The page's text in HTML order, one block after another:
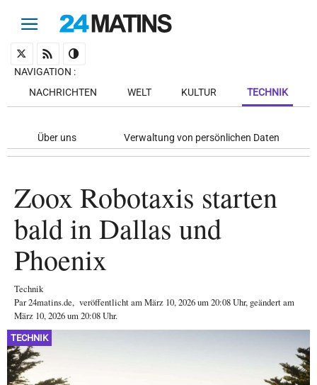
NAVIGATION :
NACHRICHTEN
WELT KULTUR TECHNIK
Über uns Verwaltung von persönlichen Daten
Zoox Robotaxis starten
bald in Dallas und
Phoenix
Technik
Par24matins.de, veröffentlicht amMärz 10, 2026um 20:08 Uhr, geändert am
März 10, 2026 um 20:08 Uhr.
TECHNIK